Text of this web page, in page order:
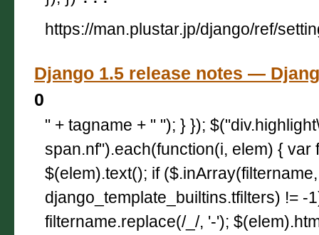
https://man.plustar.jp/django/ref/
Django 1.5 release notes —
0
" + tagname + " "); } });
span.nf").each(function(i, elem) { var
$(elem).text(); if ($.inArray(filtername,
django_template_builtins.tfilters) != -
filtername.replace(/_/, '-');